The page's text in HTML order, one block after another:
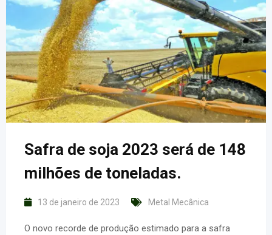
Safra de soja 2023 será de 148
milhões de toneladas.
13 de janeiro de 2023 Metal Mecânica
O novo recorde de produção estimado para a safra